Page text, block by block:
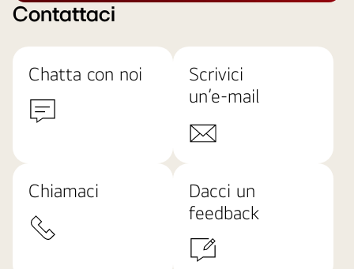
Contattaci
Chatta con noi
Scrivici
un’e-mail
Chiamaci
Dacci un
feedback